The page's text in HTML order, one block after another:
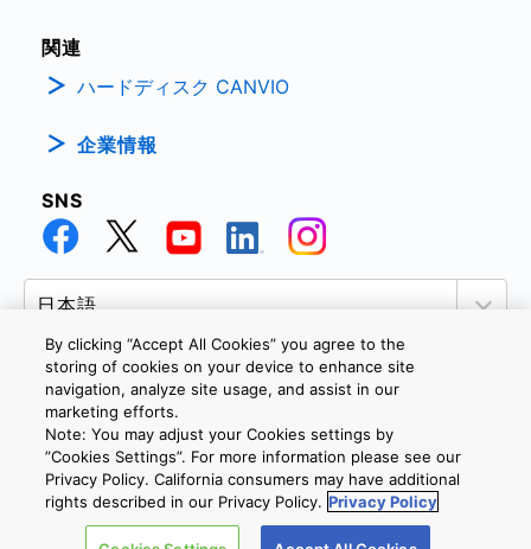
関連
ハードディスク CANVIO
企業情報
SNS
個人情報保護方針
お問い合わせ
Copyright © 2026 TOSHIBA ELECTRONIC DEVICES & STORAGE
By clicking “Accept All Cookies” you agree to the
storing of cookies on your device to enhance site
navigation, analyze site usage, and assist in our
marketing efforts.
Note: You may adjust your Cookies settings by
”Cookies Settings”. For more information please see our
Privacy Policy. California consumers may have additional
rights described in our Privacy Policy. Privacy Policy